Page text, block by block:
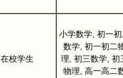
在校学生
小学数学, 初一
数学, 初一初二
理, 初三数学, 初
物理, 高一高二